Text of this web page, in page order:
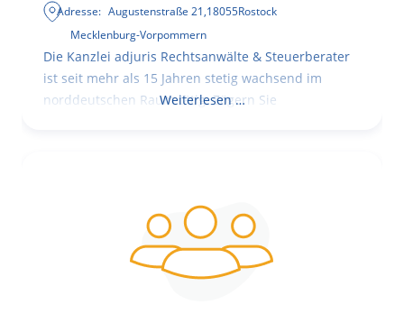
Adresse: Augustenstraße 21,18055Rostock
Mecklenburg-Vorpommern
Die Kanzlei adjuris Rechtsanwälte & Steuerberater
ist seit mehr als 15 Jahren stetig wachsend im
norddeutschen Raum tätig. Zögern Sie
Weiterlesen …